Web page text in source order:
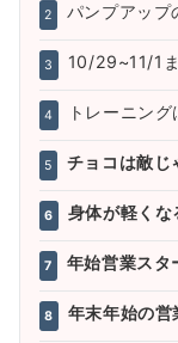
2 パンプアップ
3 10/29~11/1
4 トレーニン
5 チョコは敵じ
6 身体が軽くな
7 年始営業スタ
8 年末年始の営